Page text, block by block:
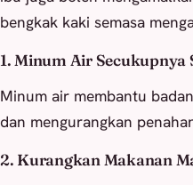
bengkak kaki semasa
1. Minum Air Secukupnya
Minum air membantu
dan mengurangkan
2. Kurangkan Makanan